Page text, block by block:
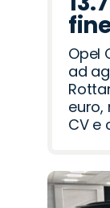
Opel
ad
euro,
CV e